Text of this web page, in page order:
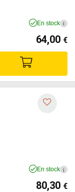
En stock i
64,00 €
En stock i
80,30 €